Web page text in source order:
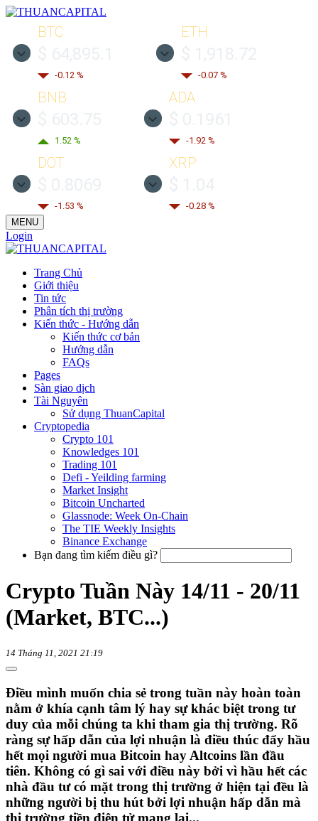
BTC
-0.12 %
ETH
-0.07 %
BNB
1.52 %
ADA
-1.92 %
DOT
-1.53 %
XRP
-0.28 %
MENU
Login
Trang Chủ
Giới thiệu
Tin tức
Phân tích thị trường
Kiến thức - Hướng dẫn
Kiến thức cơ bản
Hướng dẫn
FAQs
Pages
Sàn giao dịch
Tài Nguyên
Sử dụng ThuanCapital
Cryptopedia
Crypto 101
Knowledges 101
Trading 101
Defi - Yeilding farming
Market Insight
Bitcoin Uncharted
Glassnode: Week On-Chain
The TIE Weekly Insights
Binance Exchange
Bạn đang tìm kiếm điều gì?
Crypto Tuần Này 14/11 - 20/11
(Market, BTC...)
14 Tháng 11, 2021 21:19
Điều mình muốn chia sẻ trong tuần này hoàn toàn
nằm ở khía cạnh tâm lý hay sự khác biệt trong tư
duy của mỗi chúng ta khi tham gia thị trường. Rõ
ràng sự hấp dẫn của lợi nhuận là điều thúc đẩy hầu
hết mọi người mua Bitcoin hay Altcoins lần đầu
tiên. Không có gì sai với điều này bởi vì hầu hết các
nhà đầu tư có mặt trong thị trường ở hiện tại đều là
những người bị thu hút bởi lợi nhuận hấp dẫn mà
thị trường tiền điện tử mang lại...